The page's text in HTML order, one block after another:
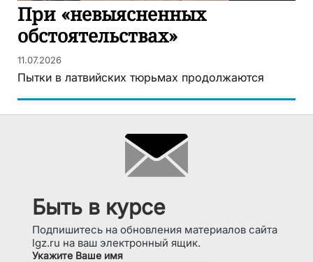
При «невыясненных
обстоятельствах»
11.07.2026
Пытки в латвийских тюрьмах продолжаются
Быть в курсе
Подпишитесь на обновления материалов сайта
lgz.ru на ваш электронный ящик.
Укажите Ваше имя